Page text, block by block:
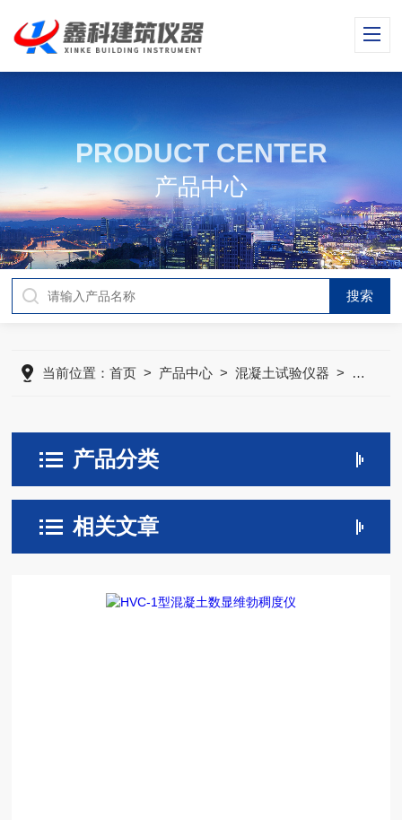
PRODUCT CENTER
产品中心
当前位置：首页 > 产品中心 >混凝土试验仪器 > 混凝土
产品分类
相关文章